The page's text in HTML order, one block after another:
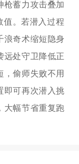
枪蓄力攻击叠加
。若潜入过程
浪奇术缩短隐身
远处守卫降低正
，偷师失败不用
即可再次潜入挑
大幅节省重复跑